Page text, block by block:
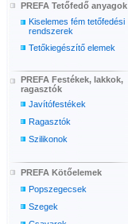
PREFA Tetőfedő anyagok
Kiselemes fém tetőfedési
rendszerek
Tetőkiegészítő elemek
PREFA Festékek, lakkok,
ragasztók
Javítófestékek
Ragasztók
Szilikonok
PREFA Kötőelemek
Popszegecsek
Szegek